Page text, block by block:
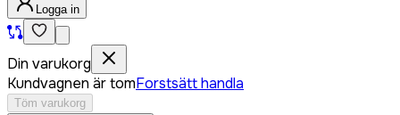
Logga in
Din varukorg
Kundvagnen är tomForstsätt handla
Töm varukorg